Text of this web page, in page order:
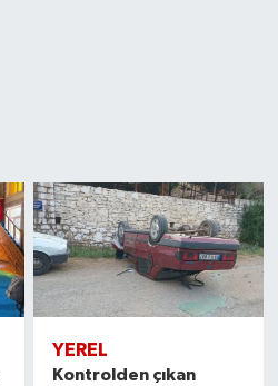
YEREL
Kontrolden çıkan